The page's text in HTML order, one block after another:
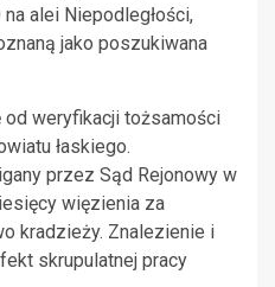
alei Niepodległości,
jako poszukiwana
od weryfikacji tożsamości
łaskiego.
przez Sąd Rejonowy w
więzienia za
kradzieży. Znalezienie i
skrupulatnej pracy